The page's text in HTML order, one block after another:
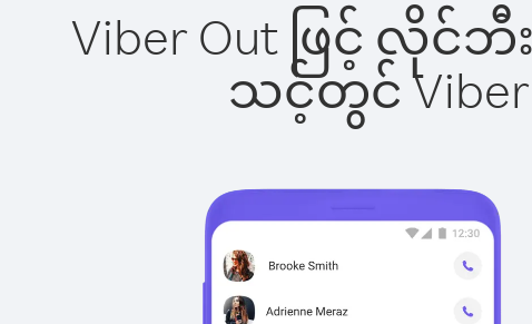
Viber Out ဖြင့် လိုင်
သင့်တွင်